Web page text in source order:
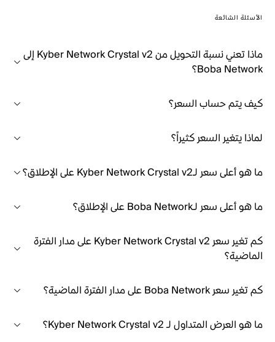
الأسئلة الشائعة
ماذا تعني نسبة التحويل من Kyber Network Crystal v2 إلى
Boba Network؟
كيف يتم حساب السعر؟
لماذا يتغير السعر كثيراً؟
ما هو أعلى سعر لـKyber Network Crystal v2 على الإطلاق؟
ما هو أعلى سعر لـBoba Network على الإطلاق؟
كم تغير سعر Kyber Network Crystal v2 على مدار الفترة
الماضية؟
كم تغير سعر Boba Network على مدار الفترة الماضية؟
ما هو العرض المتداول لـ Kyber Network Crystal v2؟